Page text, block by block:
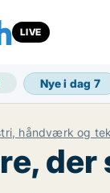
LIVE
Nye i dag 7
håndværk og